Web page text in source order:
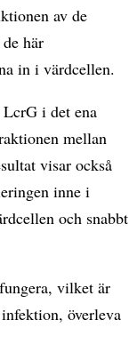
av de
här
in i värdcellen.
i det ena
mellan
visar också
inne i
och snabbt
vilket är
överleva